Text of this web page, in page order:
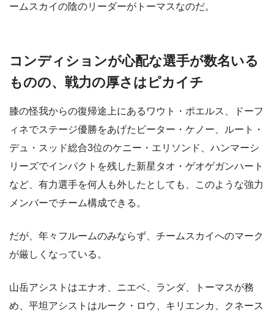
ームスカイの陰のリーダーがトーマスなのだ。
コンディションが心配な選手が数名いる
ものの、戦力の厚さはピカイチ
膝の怪我からの復帰途上にあるワウト・ポエルス、ドーフ
ィネでステージ優勝をあげたピーター・ケノー、ルート・
デュ・スッド総合3位のケニー・エリソンド、ハンマーシ
リーズでインパクトを残した新星タオ・ゲオゲガンハート
など、有力選手を何人も外したとしても、このような強力
メンバーでチーム構成できる。
だが、年々フルームのみならず、チームスカイへのマーク
が厳しくなっている。
山岳アシストはエナオ、ニエベ、ランダ、トーマスが務
め、平坦アシストはルーク・ロウ、キリエンカ、クネース